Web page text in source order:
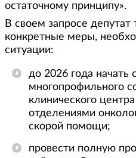
остаточному принципу».
В своем запросе депутат
конкретные меры,
ситуации:
до 2026 года начать
многопрофильного
клинического
отделениями
скорой помощи;
провести полную